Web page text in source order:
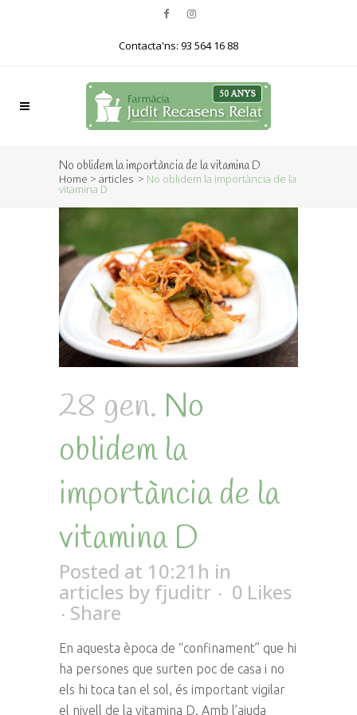
Contacta'ns: 93 564 16 88
No oblidem la importància de la vitamina D
Home > articles > No oblidem la importància de la
vitamina D
28 gen. No
oblidem la
importància de la
vitamina D
Posted at 10:21h in
articles by fjuditr 0 Likes
Share
En aquesta època de “confinament” que hi
ha persones que surten poc de casa i no
els hi toca tan el sol, és important vigilar
el nivell de la vitamina D. Amb l’ajuda